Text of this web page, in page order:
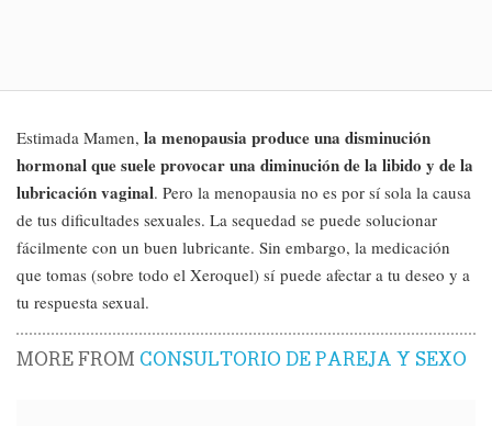
Estimada Mamen, la menopausia produce una disminución
hormonal que suele provocar una diminución de la libido y de la
lubricación vaginal. Pero la menopausia no es por sí sola la causa
de tus dificultades sexuales. La sequedad se puede solucionar
fácilmente con un buen lubricante. Sin embargo, la medicación
que tomas (sobre todo el Xeroquel) sí puede afectar a tu deseo y a
tu respuesta sexual.
MORE FROMCONSULTORIO DE PAREJA Y SEXO